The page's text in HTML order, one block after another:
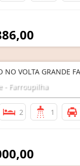
NO VOLTA GRANDE
- Farroupilha
2 1